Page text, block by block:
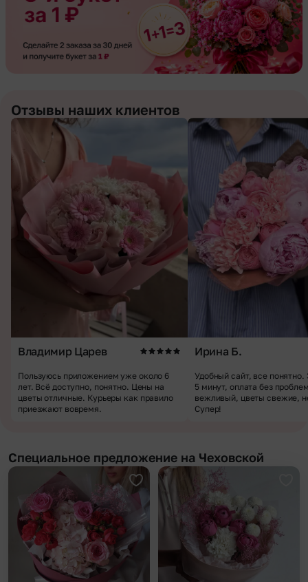
Отзывы наших клиентов
Владимир Царев
Пользуюсь приложением уже около 6
лет. Всё доступно, понятно. Цены на
цветы отличные. Курьеры как правило
приезжают вовремя.
Ирина Б.
Удобный сайт, все понятно.
5 минут, оплата без
вежливый, цветы свежие,
Супер!
Специальное предложение на Чеховской
Добавить в избранное